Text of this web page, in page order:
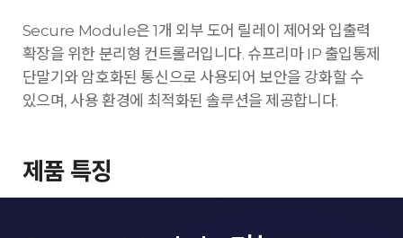
Secure Module은 1개 외부 도어 릴레이 제어와 입출력
확장을 위한 분리형 컨트롤러입니다. 슈프리마 IP 출입통제
단말기와 암호화된 통신으로 사용되어 보안을 강화할 수
있으며, 사용 환경에 최적화된 솔루션을 제공합니다.
제품 특징